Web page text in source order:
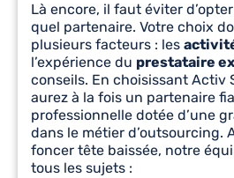
Là encore, il faut éviter
quel partenaire. Votre choix
plusieurs facteurs : les
l’expérience du prestataire
conseils. En choisissant Activ
aurez à la fois un partenaire
professionnelle dotée d’une
dans le métier d’outsourcing.
foncer tête baissée, notre
tous les sujets :